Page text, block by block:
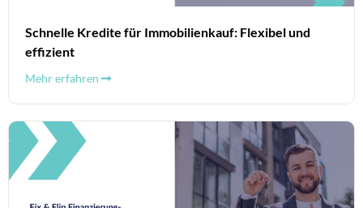
Schnelle Kredite für Immobilienkauf: Flexibel und
effizient
Mehr erfahren